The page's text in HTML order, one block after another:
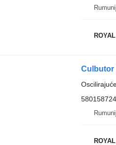
Culbutor